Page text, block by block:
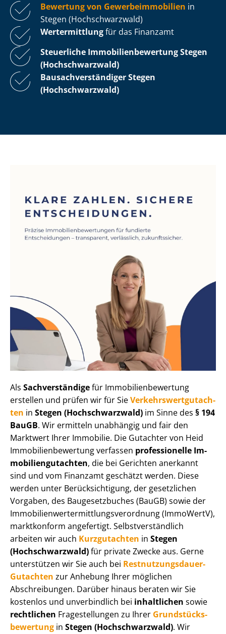
Bewertung von Ge­wer­be­im­mo­bi­li­en in
Stegen (Hochschwarzwald)
Wertermittlungfür das Finanzamt
Steuerliche Im­mo­bi­li­en­be­wer­tungStegen
(Hochschwarzwald)
Bau­sach­ver­stän­di­ger Stegen
(Hochschwarzwald)
Als Sachverständigefür Im­mo­bi­li­en­be­wer­tung
erstellen und prüfen wir für SieVer­kehrs­wert­gut­ach­
ten in Stegen (Hochschwarzwald) im Sinne des § 194
BauGB. Wir ermitteln unabhängig und fair den
Marktwert Ihrer Immobilie. Die Gutachter von Heid
Im­mo­bi­li­en­be­wer­tung verfassen professionelle Im­
mo­bi­li­en­gut­ach­ten, die bei Gerichten anerkannt
sind und vom Finanzamt geschätzt werden. Diese
werden unter Be­rück­sich­ti­gung, der gesetzlichen
Vorgaben, des Baugesetzbuches (BauGB) sowie der
Im­mo­bi­li­en­wert­ermitt­lungs­ver­ord­nung (ImmoWertV),
marktkonform angefertigt. Selbst­ver­ständ­lich
arbeiten wir auch Kurzgutachten in Stegen
(Hochschwarzwald)für private Zwecke aus. Gerne
unterstützen wir Sie auch bei Rest­nut­zungs­dau­er-
Gutachten zur Anhebung Ihrer möglichen
Abschreibungen. Darüber hinaus beraten wir Sie
kostenlos und unverbindlich bei inhaltlichen sowie
rechtlichen Fragestellungen zu Ihrer Grund­stücks­
be­wer­tung in Stegen (Hochschwarzwald). Wir